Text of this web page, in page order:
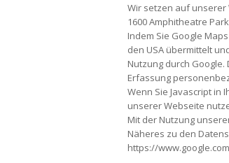
Wir setzen auf unserer
1600 Amphitheatre
Indem Sie Google
den USA übermittelt
Nutzung durch
Erfassung
Wenn Sie Javascript
unserer Webseite
Mit der Nutzung
Näheres zu den
https://